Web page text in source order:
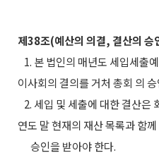
제38조(예산의 의결, 결산의 승
1. 본 법인의 매년도 세입세출
이사회의 결의를 거처 총회 의
2. 세입 및 세출에 대한 결산은
연도 말 현재의 재산 목록과 함
승인을 받아야 한다.